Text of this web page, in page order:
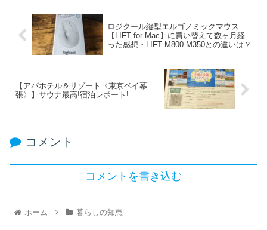
ロジクール縦型エルゴノミックマウス
【LIFT for Mac】に買い替えて数ヶ月経
った感想・LIFT M800 M350との違いは？
【アパホテル＆リゾート〈東京ベイ幕
張〉】サウナ最高!宿泊レポート!
コメント
コメントを書き込む
ホーム 暮らしの知恵